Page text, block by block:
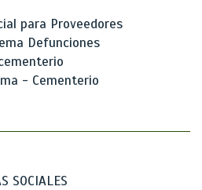
para Proveedores
Defunciones
- Cementerio
SOCIALES